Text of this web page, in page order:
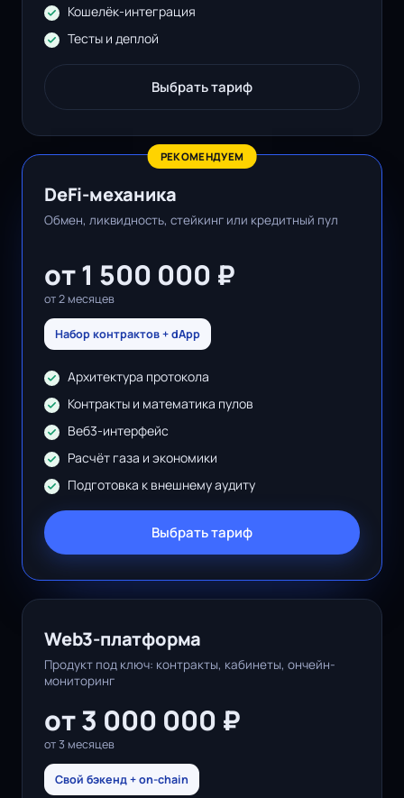
Кошелёк-интеграция
Тесты и деплой
Выбрать тариф
DeFi-механика
Обмен, ликвидность, стейкинг или кредитный пул
от 1 500 000 ₽
от 2 месяцев
Набор контрактов + dApp
Архитектура протокола
Контракты и математика пулов
Веб3-интерфейс
Расчёт газа и экономики
Подготовка к внешнему аудиту
Выбрать тариф
Web3-платформа
Продукт под ключ: контракты, кабинеты, ончейн-
мониторинг
от 3 000 000 ₽
от 3 месяцев
Свой бэкенд + on-chain